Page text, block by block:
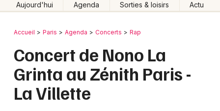
Aujourd'hui Agenda Sorties & loisirs Actu
Publier un événement
Grands événements
Bordeaux
Colmar
Lille
Retour
Accueil Paris Agenda Concerts Rap
Concert de Nono La
Grinta au Zénith Paris -
La Villette
Où ?
Près de moi
Changer de lieu
Quand ?
Effacer les dates
Aujourd'hui
Demain